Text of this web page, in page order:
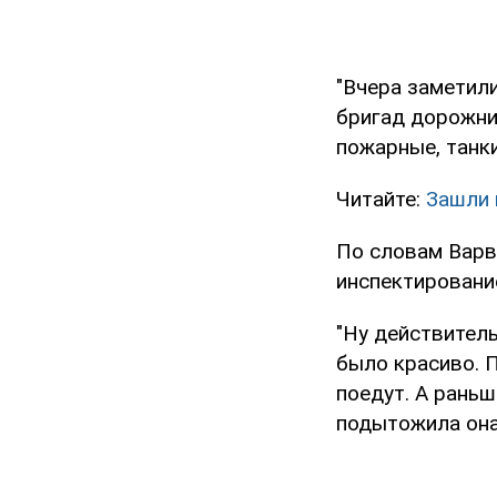
"Вчера
бригад
пожарные,
Читайте: Зашли
По словам
"Ну
было красиво.
поедут. А
подытожила